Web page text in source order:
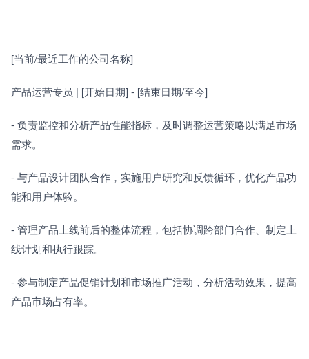
[当前/最近工作的公司名称]
产品运营专员 | [开始日期] - [结束日期/至今]
- 负责监控和分析产品性能指标，及时调整运营策略以满足市场
需求。
- 与产品设计团队合作，实施用户研究和反馈循环，优化产品功
能和用户体验。
- 管理产品上线前后的整体流程，包括协调跨部门合作、制定上
线计划和执行跟踪。
- 参与制定产品促销计划和市场推广活动，分析活动效果，提高
产品市场占有率。